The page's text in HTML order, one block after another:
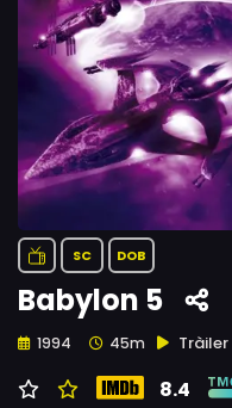
SC DOB
Babylon 5
1994 45m Tràiler
8.4